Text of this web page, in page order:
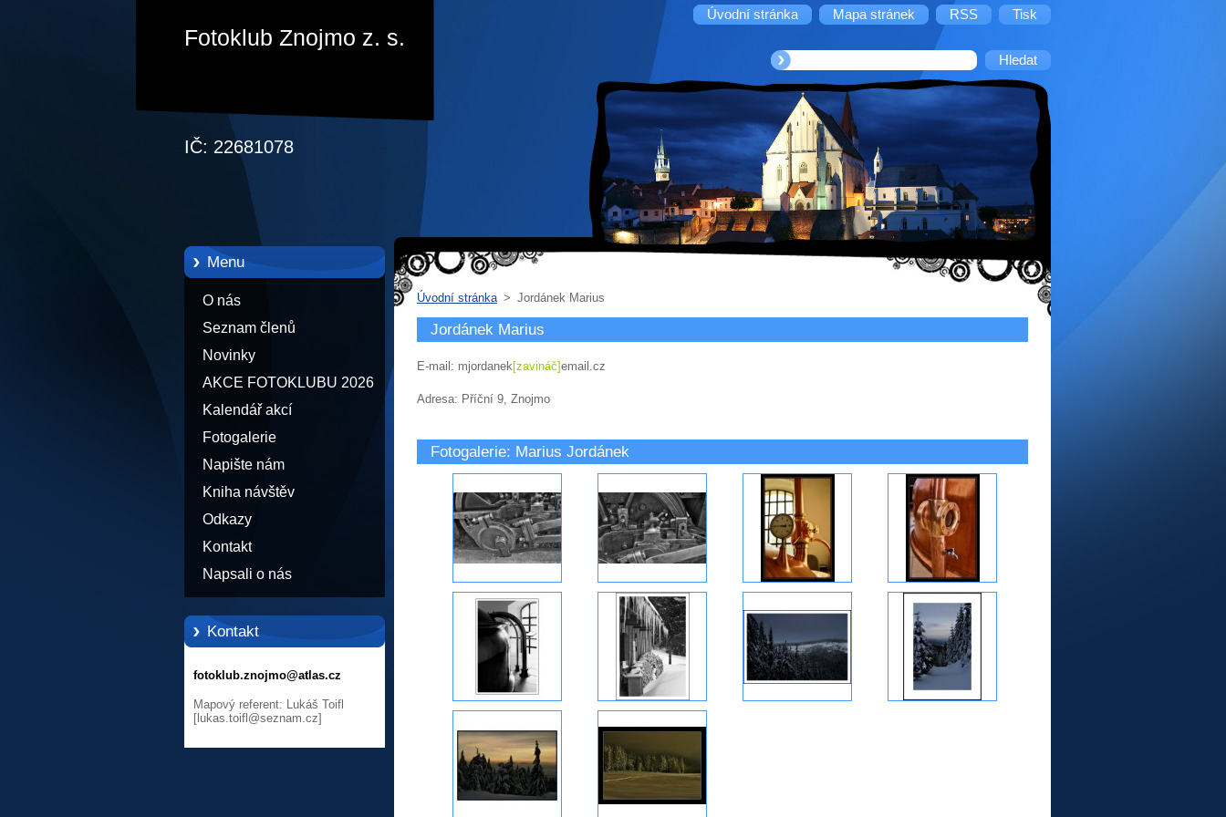
Úvodní stránka Mapa stránek RSS Tisk
Fotoklub Znojmo z. s.
IČ: 22681078
Menu
O nás
Seznam členů
Novinky
AKCE FOTOKLUBU 2026
Kalendář akcí
Fotogalerie
Napište nám
Kniha návštěv
Odkazy
Kontakt
Napsali o nás
Kontakt
fotoklub.znojmo@atlas.cz
Mapový referent: Lukáš Toifl
[lukas.toifl@seznam.cz]
Úvodní stránka > Jordánek Marius
Jordánek Marius
E-mail: mjordanek [zavináč]email.cz
Adresa: Příční 9, Znojmo
Fotogalerie: Marius Jordánek